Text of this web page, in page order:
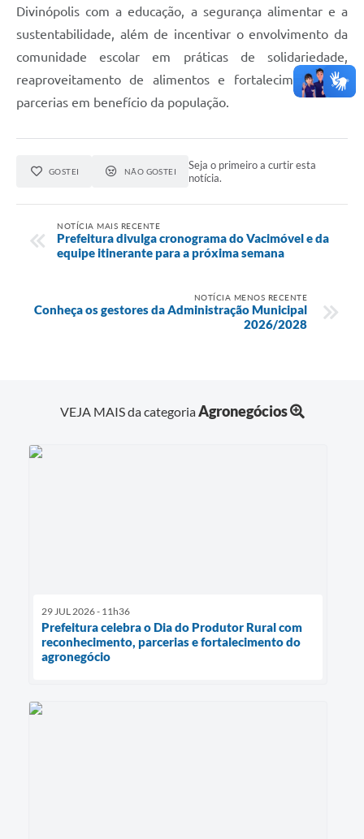
Divinópolis com a educação, a segurança alimentar e a
sustentabilidade, além de incentivar o envolvimento da
comunidade escolar em práticas de solidariedade,
reaproveitamento de alimentos e fortalecimento das
parcerias em benefício da população.
GOSTEI NÃO GOSTEI
Seja o primeiro a curtir esta
notícia.
NOTÍCIA MAIS RECENTE
Prefeitura divulga cronograma do Vacimóvel e da
equipe itinerante para a próxima semana
NOTÍCIA MENOS RECENTE
Conheça os gestores da Administração Municipal
2026/2028
VEJA MAIS da categoriaAgronegócios
29 JUL 2026 - 11h36
Prefeitura celebra o Dia do Produtor Rural com
reconhecimento, parcerias e fortalecimento do
agronegócio